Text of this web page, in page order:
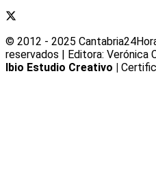
© 2012 - 2025
reservados | Editora: Verónica
Ibio Estudio Creativo |